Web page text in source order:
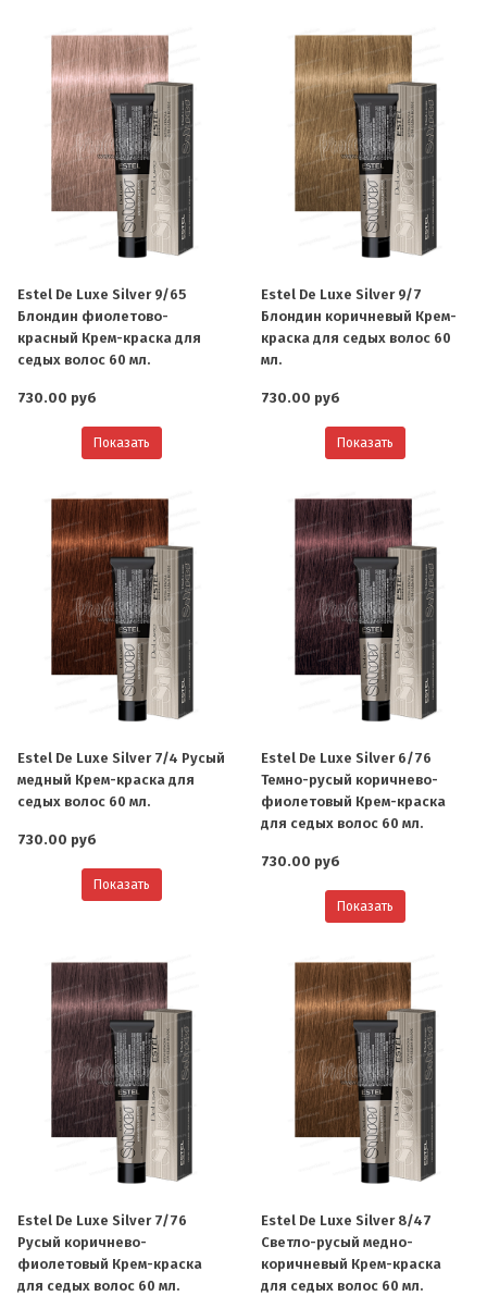
Estel De Luxe Silver 9/65
Блондин фиолетово-
красный Крем-краска для
седых волос 60 мл.
730.00 руб
Показать
Estel De Luxe Silver 9/7
Блондин коричневый Крем-
краска для седых волос 60
мл.
730.00 руб
Показать
Estel De Luxe Silver 7/4 Русый
медный Крем-краска для
седых волос 60 мл.
730.00 руб
Показать
Estel De Luxe Silver 6/76
Темно-русый коричнево-
фиолетовый Крем-краска
для седых волос 60 мл.
730.00 руб
Показать
Estel De Luxe Silver 7/76
Русый коричнево-
фиолетовый Крем-краска
для седых волос 60 мл.
Estel De Luxe Silver 8/47
Светло-русый медно-
коричневый Крем-краска
для седых волос 60 мл.